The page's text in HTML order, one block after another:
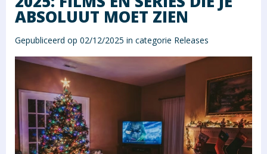
ABSOLUUT MOET ZIEN
Gepubliceerd op 02/12/2025 in categorie Releases